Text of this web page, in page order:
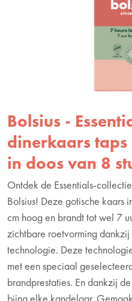
Bolsius -
dinerkaars
in doos van 8
Ontdek de Essentials-
Bolsius! Deze gotische kaars
cm hoog en brandt tot wel 7
zichtbare roetvorming
technologie. Deze
met een speciaal
brandprestaties. En dankzij
bijna elke kandelaar.